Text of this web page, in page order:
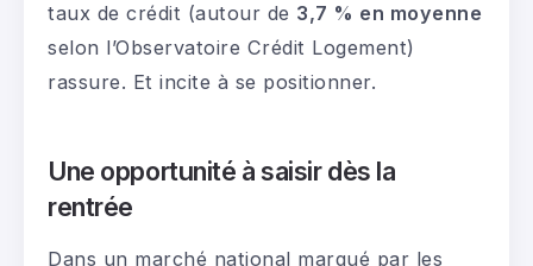
taux de crédit (autour de 3,7 % en moyenne
selon l’Observatoire Crédit Logement)
rassure. Et incite à se positionner.
Une opportunité à saisir dès la
rentrée
Dans un marché national marqué par les